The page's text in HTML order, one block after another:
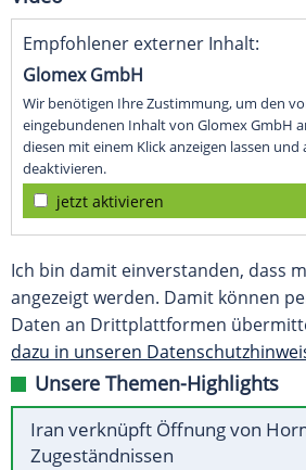
Empfohlener externer Inhalt:
Glomex GmbH
Wir benötigen Ihre Zustimmung, um den
eingebundenen Inhalt von Glomex GmbH
diesen mit einem Klick anzeigen lassen und
deaktivieren.
jetzt aktivieren
Ich bin damit einverstanden, dass
angezeigt werden. Damit können
Daten an Drittplattformen
dazu in unseren
Unsere Themen-Highlights
Iran verknüpft Öffnung von
Zugeständnissen